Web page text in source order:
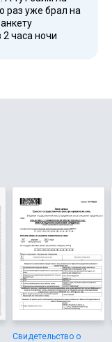
раз уже брал на
часа ночи
Свидетельство о